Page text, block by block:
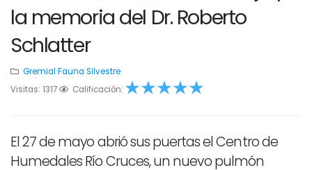
la memoria del Dr. Roberto
Schlatter
Gremial Fauna Silvestre
Visitas: 1317
Calificación:
1 2 3 4 5
El 27 de mayo abrió sus puertas el Centro de
Humedales Río Cruces, un nuevo pulmón